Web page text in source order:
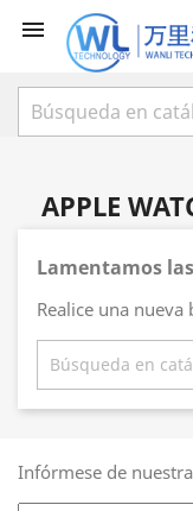

APPLE
Lamentamos
Realice una
Infórmese de